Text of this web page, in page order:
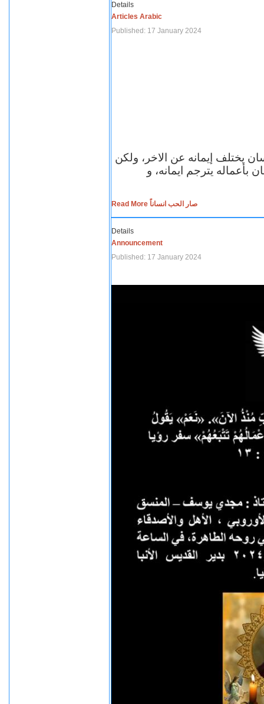
Details
Articles Arabic
Published: 17 January 2024
يختلف إيمانه عن الاخر، ولكن
بأعماله يترجم ايمانه، و
Read More صار الحب انساناً
Details
Announcement
Published: 17 January 2024